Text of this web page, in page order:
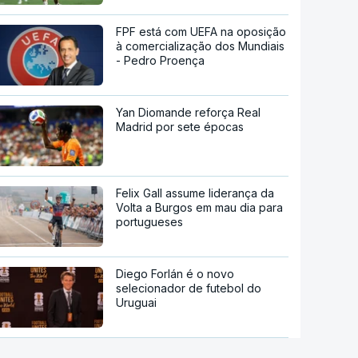
FPF está com UEFA na oposição
à comercialização dos Mundiais
- Pedro Proença
Yan Diomande reforça Real
Madrid por sete épocas
Felix Gall assume liderança da
Volta a Burgos em mau dia para
portugueses
Diego Forlán é o novo
selecionador de futebol do
Uruguai